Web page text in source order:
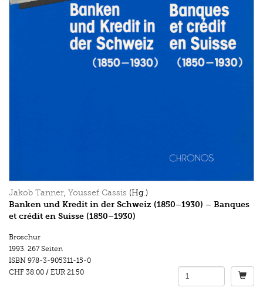
Jakob Tanner Youssef Cassis (Hg.)
Banken und Kredit in der Schweiz (1850–1930) – Banques
et crédit en Suisse (1850–1930)
Broschur
1993. 267 Seiten
ISBN 978-3-905311-15-0
CHF 38.00 / EUR 21.50